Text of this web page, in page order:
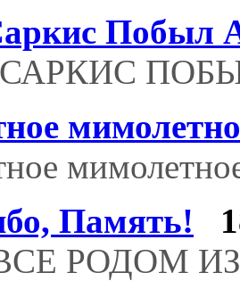
Побыл
Память!
РОДОМ